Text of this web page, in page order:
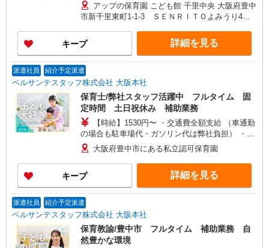
257,500円！ ※給与幅は257,500円〜300,000円程
度 ☆採用お祝い金進呈！ 本採用後に15万円、勤
務１年でさらに15万円で最大30万円支給！ ※こち
らのサイトからのお申込みに限ります。 ◆交通費
交通費（1ヶ月分の定期代を実費で支給）
アップの保育園 こども館 千里中央 大阪府豊中
市新千里東町1-1-3 ＳＥＮＲＩＴＯよみうり4Ｆ
キープ 詳細を見る
派遣社員 紹介予定派遣
ベルサンテスタッフ株式会社 大阪本社
保育士/弊社スタッフ活躍中 フルタイム 固
定時間 土日祝休み 補助業務
【時給】1530円〜 ・交通費全額支給 （車通勤
の場合も駐車場代・ガソリン代は弊社負担） ・各
種保険完備 ・昇給あり
大阪府豊中市にある私立認可保育園
キープ 詳細を見る
派遣社員 紹介予定派遣
ベルサンテスタッフ株式会社 大阪本社
保育教諭/豊中市 フルタイム 補助業務 自
然豊かな環境